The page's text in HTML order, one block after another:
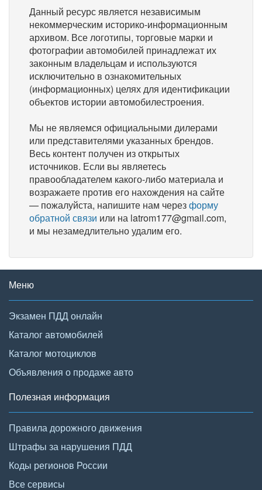
Данный ресурс является независимым
некоммерческим историко-информационным
архивом. Все логотипы, торговые марки и
фотографии автомобилей принадлежат их
законным владельцам и используются
исключительно в ознакомительных
(информационных) целях для идентификации
объектов истории автомобилестроения.
Мы не являемся официальными дилерами
или представителями указанных брендов.
Весь контент получен из открытых
источников. Если вы являетесь
правообладателем какого-либо материала и
возражаете против его нахождения на сайте
— пожалуйста, напишите нам черезформу
обратной связи или на latrom177@gmail.com,
и мы незамедлительно удалим его.
Меню
Экзамен ПДД онлайн
Каталог автомобилей
Каталог мотоциклов
Объявления о продаже авто
Полезная информация
Правила дорожного движения
Штрафы за нарушения ПДД
Коды регионов России
Все сервисы